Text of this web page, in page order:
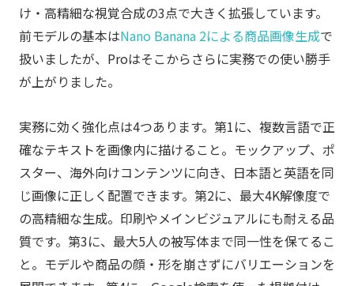
け・高精細な視覚合成の3点で大きく拡張しています。
前モデルの基本はNano Banana 2による商品画像生成で
扱いましたが、Proはそこからさらに実務での使い勝手
が上がりました。
実務に効く強化点は4つあります。第1に、複数言語で正
確なテキストを画像内に描けること。モックアップ、ポ
スター、海外向けコンテンツに向き、日本語と英語を同
じ画像に正しく配置できます。第2に、最大4K解像度で
の高精細な生成。印刷やメインビジュアルにも耐える品
質です。第3に、最大5人の被写体まで同一性を保てるこ
と。モデルや商品の顔・形を崩さずにバリエーションを